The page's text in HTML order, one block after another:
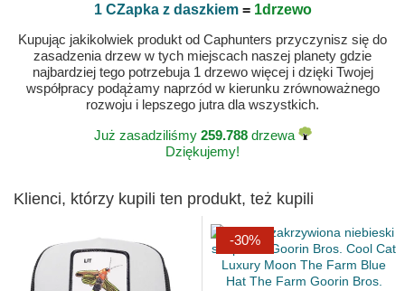
1 CZapka z daszkiem= 1drzewo
Kupując jakikolwiek produkt od Caphunters przyczynisz się do
zasadzenia drzew w tych miejscach naszej planety gdzie
najbardziej tego potrzebuja 1 drzewo więcej i dzięki Twojej
współpracy podążamy naprzód w kierunku zrównoważnego
rozwoju i lepszego jutra dla wszystkich.
Już zasadziliśmy 259.788drzewa
Dziękujemy!
Klienci, którzy kupili ten produkt, też kupili
-30%